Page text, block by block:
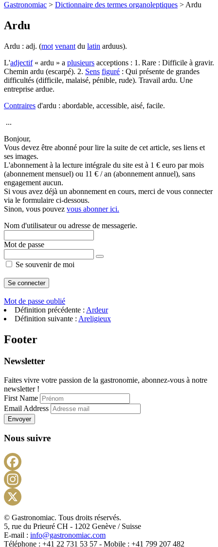
Gastronomiac > Dictionnaire des termes organoleptiques > Ardu
Ardu
Ardu : adj. (mot venant du latin arduus).
L'adjectif« ardu » a plusieurs acceptions : 1. Rare : Difficile à gravir.
Chemin ardu (escarpé). 2. Sens figuré : Qui présente de grandes
difficultés (difficile, malaisé, pénible, rude). Travail ardu. Une
entreprise ardue.
Contraires d'ardu : abordable, accessible, aisé, facile.
...
Bonjour,
Vous devez être abonné pour lire la suite de cet article, ses liens et
ses images.
L'abonnement à la lecture intégrale du site est à 1 € euro par mois
(abonnement mensuel) ou 11 € / an (abonnement annuel), sans
engagement aucun.
Si vous avez déjà un abonnement en cours, merci de vous connecter
via le formulaire ci-dessous.
Sinon, vous pouvez vous abonner ici.
Nom d'utilisateur ou adresse de messagerie.
Mot de passe
Se souvenir de moi
Mot de passe oublié
Définition précédente : Ardeur
Définition suivante : Areligieux
Footer
Newsletter
Faites vivre votre passion de la gastronomie, abonnez-vous à notre
newsletter !
First Name
Email Address
Envoyer
Nous suivre
X
© Gastronomiac. Tous droits réservés.
5, rue du Prieuré CH - 1202 Genève / Suisse
E-mail : info@gastronomiac.com
Téléphone : +41 22 731 53 57 - Mobile : +41 799 207 482